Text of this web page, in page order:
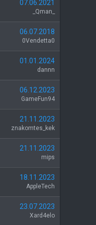
07.06.2021
_Qman_
06.07.2018
0Vendetta0
01.01.2024
dannn
06.12.2023
GameFun94
21.11.2023
znakomtes_kek
21.11.2023
mips
18.11.2023
AppleTech
23.07.2023
Xard4elo